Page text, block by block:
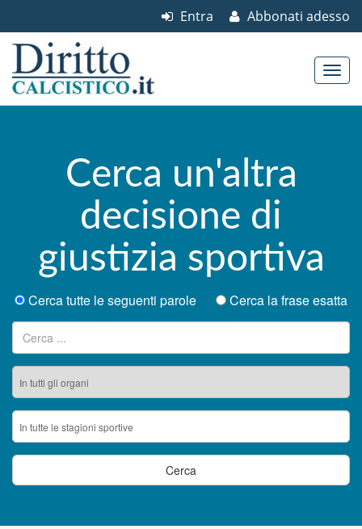
Abbonati adesso
Entra
Cerca un'altra
decisione di
giustizia sportiva
Cerca tutte le seguenti parole
Cerca la frase esatta
Ricerca per: